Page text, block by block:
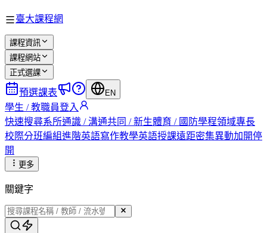
臺大課程網
課程資訊
課程網站
正式選課
預選課表 EN
學生 / 教職員登入
快速搜尋系所通識 / 溝通共同 / 新生體育 / 國防學程領域專長
校際分班編組進階英語寫作教學英語授課遠距密集異動加開停
開
更多
關鍵字